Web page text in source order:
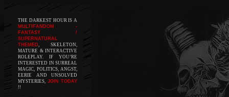
THE DARKEST HOUR IS A
MULTIFANDOM -
FANTASY /
SUPERNATURAL
THEMED, SKELETON,
MATURE & INTERACTIVE
ROLEPLAY. IF YOU’RE
INTERESTED IN SURREAL
MAGIC, POLITICS, ANGST,
EERIE AND UNSOLVED
MYSTERIES, JOIN TODAY
!!